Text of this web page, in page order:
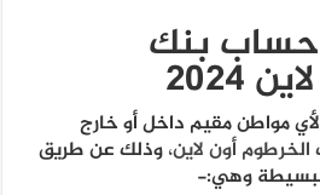
بنك
مواطن مقيم داخل أو خارج
أون لاين،وذلك عن طريق
وهي:-